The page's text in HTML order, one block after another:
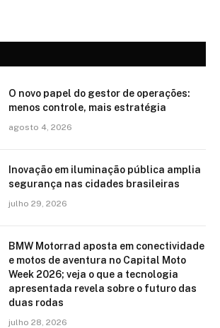
O novo papel do gestor de operações:
menos controle, mais estratégia
agosto 4, 2026
Inovação em iluminação pública amplia
segurança nas cidades brasileiras
julho 29, 2026
BMW Motorrad aposta em conectividade
e motos de aventura no Capital Moto
Week 2026; veja o que a tecnologia
apresentada revela sobre o futuro das
duas rodas
julho 28, 2026